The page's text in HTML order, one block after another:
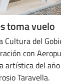
toma vuelo
Cultura del
con
artística del
Taravella.